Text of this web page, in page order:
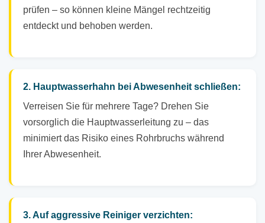
prüfen – so können kleine Mängel rechtzeitig
entdeckt und behoben werden.
2. Hauptwasserhahn bei Abwesenheit schließen:
Verreisen Sie für mehrere Tage? Drehen Sie
vorsorglich die Hauptwasserleitung zu – das
minimiert das Risiko eines Rohrbruchs während
Ihrer Abwesenheit.
3. Auf aggressive Reiniger verzichten: